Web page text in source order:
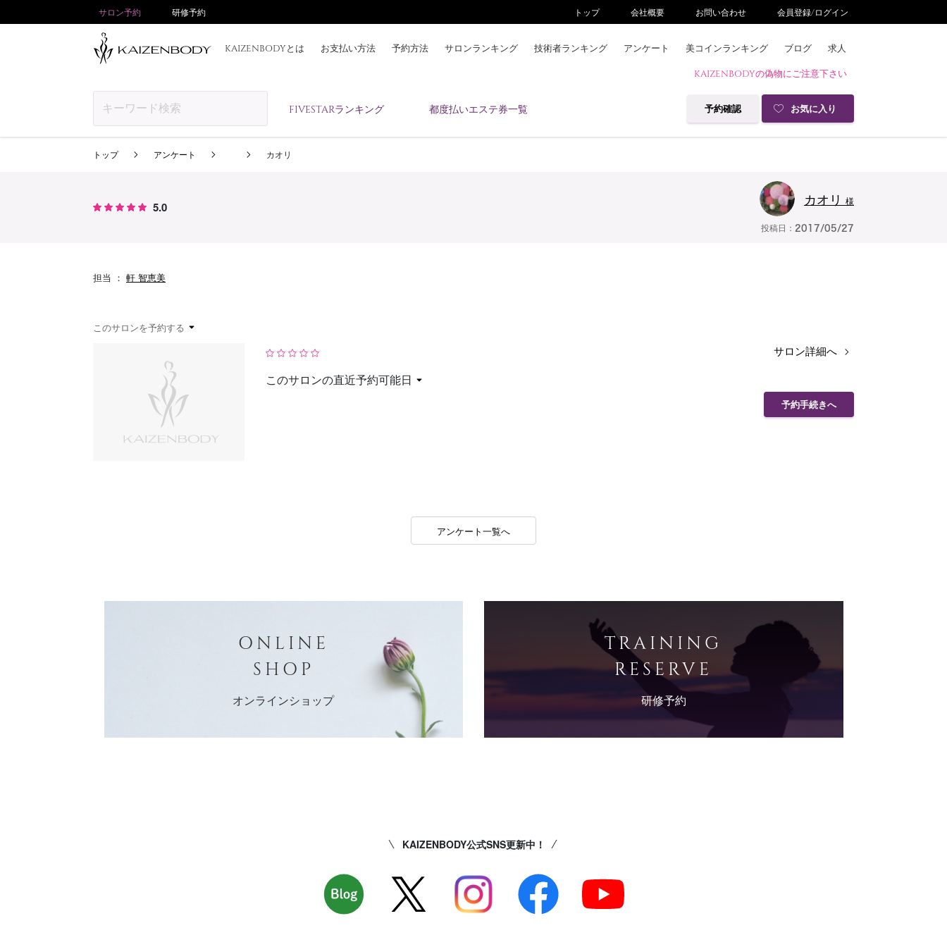
サロン予約 研修予約 トップ 会社概要 お問い合わせ 会員登録/ログイン
KAIZENBODYとは お支払い方法 予約方法 サロンランキング 技術者ランキング アンケート 美コインランキング ブログ 求人
KAIZENBODYの偽物にご注意下さい
FIVESTARランキング 都度払いエステ券一覧 予約確認 お気に入り
お支払い方法
予約方法
予約確認
トップ アンケート カオリ
5.0 カオリ 様
投稿日： 2017/05/27
担当 ： 軒 智恵美
このサロンを予約する
このサロンの直近予約可能日
サロン詳細へ
予約手続きへ
アンケート一覧へ
ONLINE
SHOP
オンラインショップ
TRAINING
RESERVE
研修予約
KAIZENBODY公式SNS更新中！